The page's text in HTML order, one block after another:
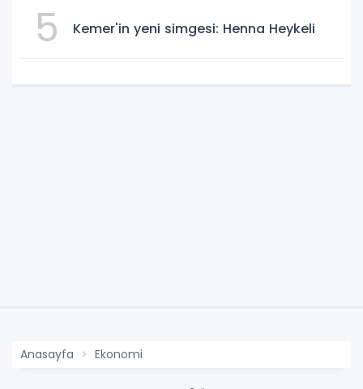
5 Kemer'in yeni simgesi: Henna Heykeli
Anasayfa Ekonomi